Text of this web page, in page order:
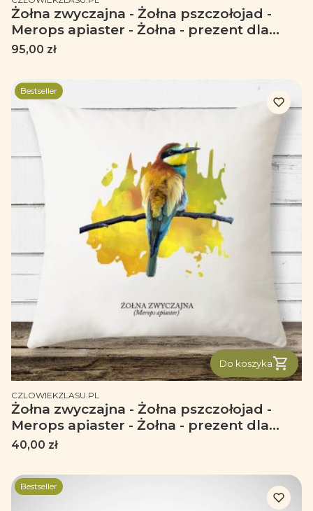
Żołna zwyczajna - Żołna pszczołojad -
Merops apiaster - Żołna - prezent dla
ornitologa – Prezent dla przyrodnika -
Cena
95,00 zł
Bestseller
Do koszyka
PRODUCENT
CZLOWIEKZLASU.PL
Żołna zwyczajna - Żołna pszczołojad -
Merops apiaster - Żołna - prezent dla
ornitologa – Prezent dla przyrodnika -
Cena
40,00 zł
Bestseller